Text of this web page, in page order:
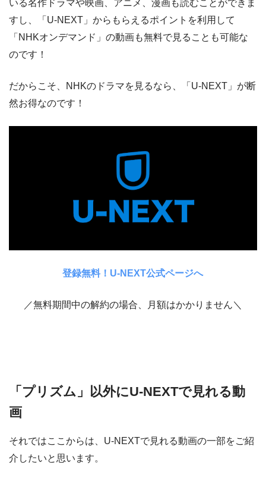
いる名作ドラマや映画、アニメ、漫画も読むことができま
すし、「U-NEXT」からもらえるポイントを利用して
「NHKオンデマンド」の動画も無料で見ることも可能な
のです！
だからこそ、NHKのドラマを見るなら、「U-NEXT」が断
然お得なのです！
登録無料！U-NEXT公式ページへ
／無料期間中の解約の場合、月額はかかりません＼
「プリズム」以外にU-NEXTで見れる動
画
それではここからは、U-NEXTで見れる動画の一部をご紹
介したいと思います。